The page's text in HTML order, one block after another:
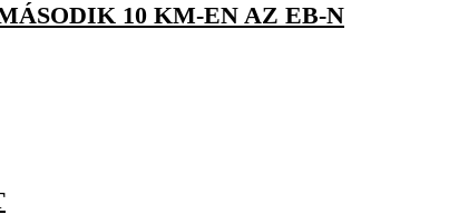
10 KM-EN AZ EB-N